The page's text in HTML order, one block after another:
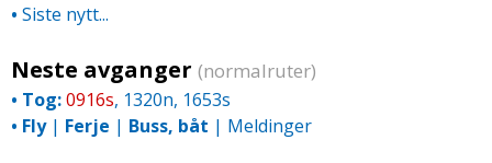
• Siste nytt...
Neste avganger (normalruter)
• Tog:0916s, 1320n, 1653s
• Fly| Ferje | Buss, båt | Meldinger